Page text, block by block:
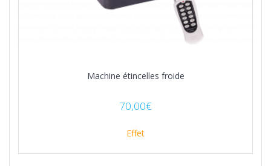
Machine étincelles froide
70,00€
Effet